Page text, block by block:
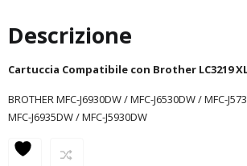
Descrizione
Cartuccia Compatibile con Brother LC3219
BROTHER MFC-J6930DW / MFC-J6530DW / MFC-
MFC-J6935DW / MFC-J5930DW